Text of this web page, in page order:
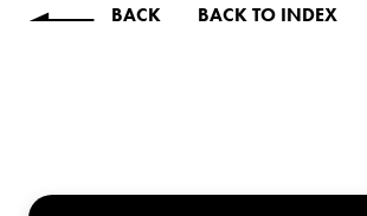
BACK BACK TO INDEX